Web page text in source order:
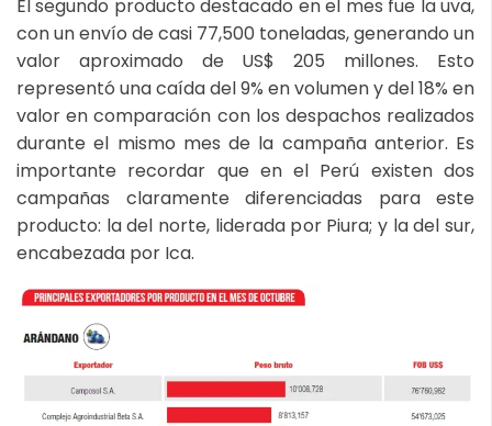
El segundo producto destacado en el mes fue la uva,
con un envío de casi 77,500 toneladas, generando un
valor aproximado de US$ 205 millones. Esto
representó una caída del 9% en volumen y del 18% en
valor en comparación con los despachos realizados
durante el mismo mes de la campaña anterior. Es
importante recordar que en el Perú existen dos
campañas claramente diferenciadas para este
producto: la del norte, liderada por Piura; y la del sur,
encabezada por Ica.